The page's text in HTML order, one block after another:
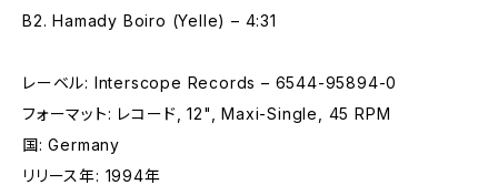
B2. Hamady Boiro (Yelle) – 4:31
レーベル: Interscope Records – 6544-95894-0
フォーマット: レコード, 12", Maxi-Single, 45 RPM
国: Germany
リリース年: 1994年